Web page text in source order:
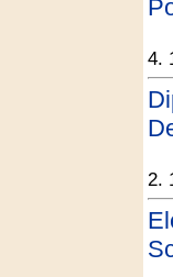
4.
2.